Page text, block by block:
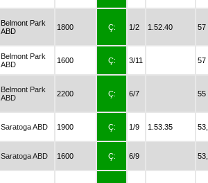
Belmont Park
ABD
1800 Ç: 1/2 1.52.40 57
Belmont Park
ABD
1600 Ç: 3/11 57
Belmont Park
ABD
2200 Ç: 6/7 55
Saratoga ABD 1900 Ç: 1/9 1.53.35
Saratoga ABD 1600 Ç: 6/9